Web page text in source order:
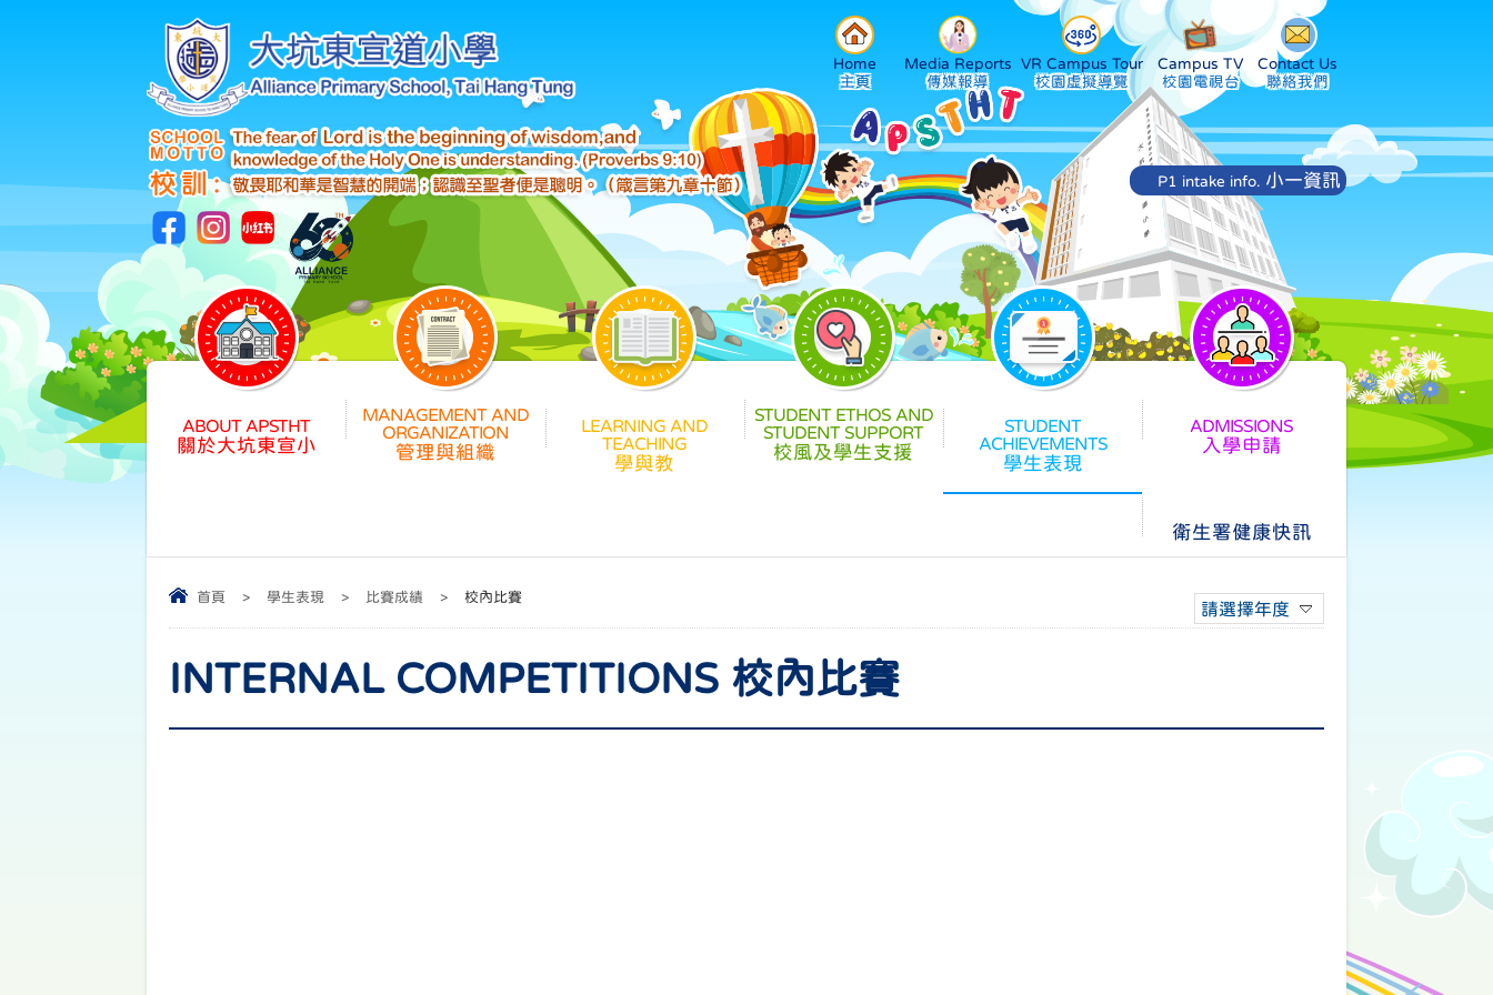
Home Media Reports VR Campus Tour Campus TV Contact Us
P1 intake info. 小一資訊
關於大坑東宣小 管理與組織
學與教
校風及學生支援
學生表現
入學申請
衛生署健康快訊
首頁 > 學生表現 > 比賽成績 > 校內比賽
請選擇年度
INTERNAL COMPETITIONS 校內比賽